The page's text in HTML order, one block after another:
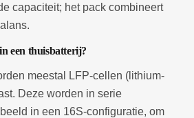
capaciteit; het pack combineert
een thuisbatterij?
meestal LFP-cellen (lithium-
Deze worden in serie
in een 16S-configuratie, om